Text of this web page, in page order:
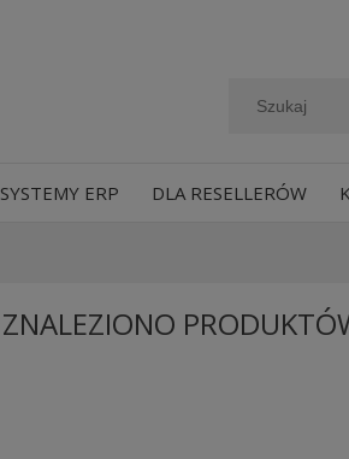
SYSTEMY ERP DLA RESELLERÓW
ZNALEZIONO